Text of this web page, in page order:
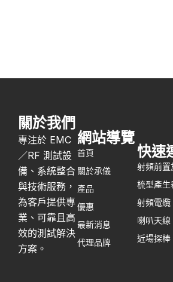
關於我們
專注於 EMC
／RF 測試設
備、系統整合
與技術服務，
為客戶提供專
業、可靠且高
效的測試解決
方案。
網站導覽
首頁
關於承儀
產品
優惠
最新消息
代理品牌
快速
射頻前置
梳型產生
射頻電纜
喇叭天線
近場探棒